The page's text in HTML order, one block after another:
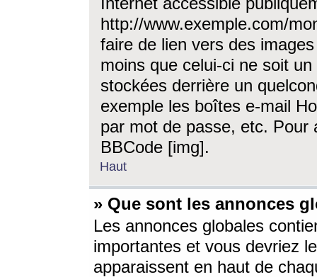
http://www.exemple.com/
faire de lien vers des
moins que celui-ci ne soit
stockées derrière un
exemple les boîtes e-mail
par mot de passe, etc. Pour
BBCode [img].
Haut
» Que sont les annonces
Les annonces globales
importantes et vous devriez
apparaissent en haut de